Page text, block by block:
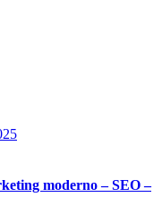
moderno – SEO –